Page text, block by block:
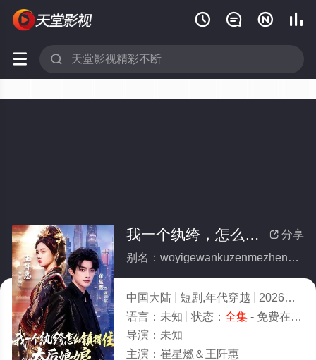
   
 
 分享
我一个纨绔，怎么镇得住太后娘娘(全集)
别名：woyigewankuzenmezhendezhutaihouniangniang
中国大陆 短剧,年代穿越 2026
1.0
语言： 未知 状态： 全集- 免费在线观看
导演： 未知
主演： 崔星燃＆王阡惠